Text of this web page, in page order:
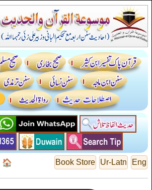
Eng
Ur-Latn
Book Store
🏠